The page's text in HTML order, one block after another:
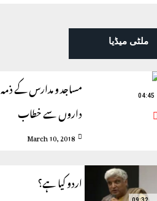
ملٹی میڈیا
مساجد و مدارس کے ذمہ
داروں سے خطاب
March 10, 2018
04:45
اردو کیا ہے؟